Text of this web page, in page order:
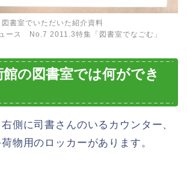
図書室でいただいた紹介資料
ース No.7 2011.3特集「図書室でなごむ」
の図書室では何ができ
側に司書さんのいるカウンター、
物用のロッカーがあります。